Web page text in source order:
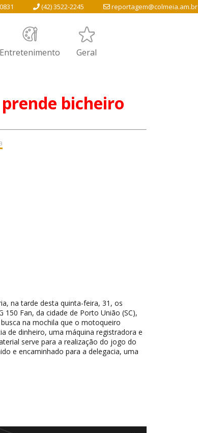
reportagem@colmeia.am.br
(42) 3522-2245
Entretenimento Geral
bicheiro
na tarde desta quinta-feira, 31, os
Fan, da cidade de Porto União (SC),
na mochila que o motoqueiro
de dinheiro, uma máquina registradora e
serve para a realização do jogo do
e encaminhado para a delegacia, uma